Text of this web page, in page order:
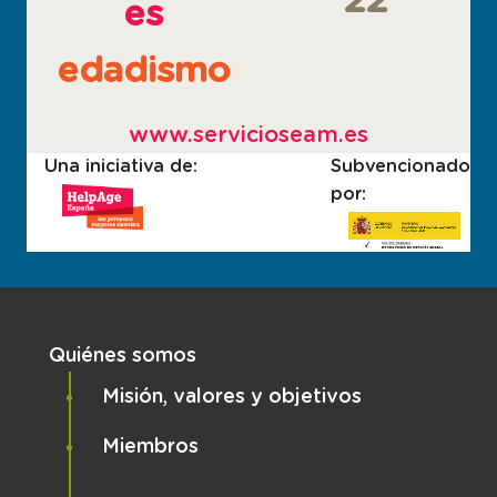
es
edadismo
www.servicioseam.es
Una iniciativa de:
Subvencionado
por:
Navegación principal
Quiénes somos
Misión, valores y objetivos
Miembros